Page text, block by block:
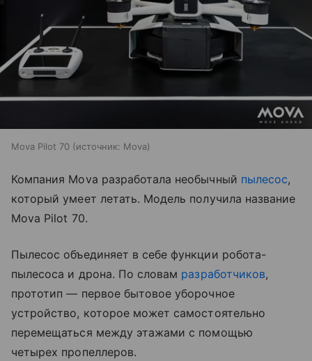
Mova Pilot 70 источник: Mova
Компания Mova разработала необычный пылесос,
который умеет летать. Модель получила название
Mova Pilot 70.
Пылесос объединяет в себе функции робота-
пылесоса и дрона. По словам разработчиков,
прототип — первое бытовое уборочное
устройство, которое может самостоятельно
перемещаться между этажами с помощью
четырех пропеллеров.